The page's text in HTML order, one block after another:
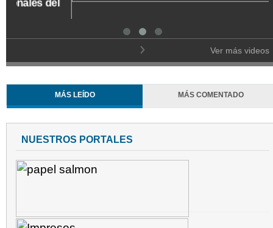
Ver más videos
MÁS LEÍDO MÁS COMENTADO
NUESTROS PORTALES